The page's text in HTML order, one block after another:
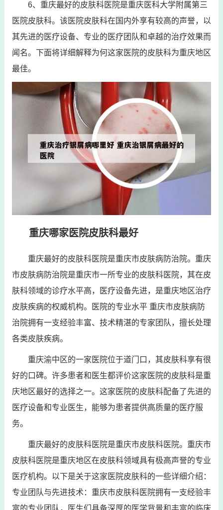
6、重庆最好的皮肤科医院是重庆医科大学附属第三
医院皮肤科。该医院皮肤科在国内外享有较高的声誉，以
其先进的医疗设备、专业的医疗团队和卓越的治疗效果而
闻名。下面将详细解释为何这家医院的皮肤科为重庆地区
最佳。
重庆哪家医院皮肤科最好
重庆最好的皮肤科医院是重庆市皮肤病防治院。重庆
市皮肤病防治院是重庆市一所专业的皮肤科医院，其在皮
肤科领域的诊疗水平高，医疗设备先进，是重庆地区治疗
皮肤疾病的权威机构。医院的专业水平 重庆市皮肤病防
治院拥有一支经验丰富、技术精湛的专家团队，擅长处理
各类皮肤疾病。
重庆渝中区的一家医院位于道门口，其皮肤科享有很
好的口碑。许多患者和医生都评价这家医院的皮肤科是重
庆地区最好的选择之一。这家医院的皮肤科配备了先进的
医疗设备和专业医生，能够为患者提供高质量的医疗服
务。
重庆最好的皮肤科医院是重庆市皮肤科医院。重庆市
皮肤科医院是重庆地区在皮肤科领域具有极高声誉的专业
医疗机构。以下是关于这家医院皮肤科的一些详细介绍：
专业团队与先进技术：重庆市皮肤科医院拥有一支经验丰
富的专业团队，医生们具备深厚的医学背景和丰富的临床